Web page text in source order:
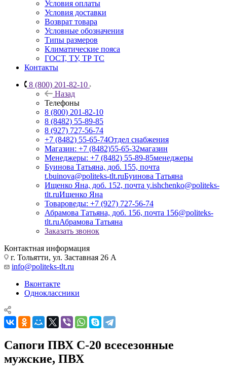
Условия оплаты
Условия доставки
Возврат товара
Условные обозначения
Типы размеров
Климатические пояса
ГОСТ, ТУ, ТР ТС
Контакты
8 (800) 201-82-10
Назад
Телефоны
8 (800) 201-82-10
8 (8482) 55-89-85
8 (927) 727-56-74
+7 (8482) 55-65-74Отдел снабжения
Магазин: +7 (8482)55-65-32магазин
Менеджеры: +7 (8482) 55-89-85менеджеры
Буинова Татьяна, доб. 155, почта
t.buinova@politeks-tlt.ruБуинова Татьяна
Ищенко Яна, доб. 152, почта y.ishchenko@politeks-
tlt.ruИщенко Яна
Товароведы: +7 (927) 727-56-74
Абрамова Татьяна, доб. 156, почта 156@politeks-
tlt.ruАбрамова Татьяна
Заказать звонок
Контактная информация
г. Тольятти, ул. Заставная 26 А
info@politeks-tlt.ru
Вконтакте
Одноклассники
Сапоги ПВХ С-20 всесезонные
мужские, ПВХ